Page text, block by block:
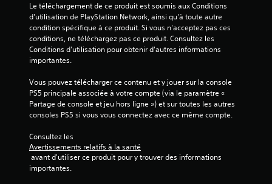
r
2
v
Le téléchargement de ce produit est soumis aux Conditions
d'utilisation de PlayStation Network, ainsi qu'à toute autre
condition spécifique à ce produit. Si vous n'acceptez pas ces
conditions, ne téléchargez pas ce produit. Consultez les
Conditions d'utilisation pour obtenir d'autres informations
importantes.
Vous pouvez télécharger ce contenu et y jouer sur la console
PS5 principale associée à votre compte (via le paramètre «
Partage de console et jeu hors ligne ») et sur toutes les autres
consoles PS5 si vous vous connectez avec ce même compte.
Consultez les
Avertissements relatifs à la santé
importantes.